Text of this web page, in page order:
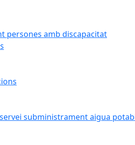
persones amb discapacitat
subministrament aigua